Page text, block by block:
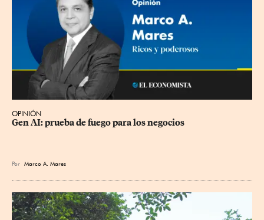
OPINIÓN
Gen AI: prueba de fuego para los negocios
Por Marco A. Mares